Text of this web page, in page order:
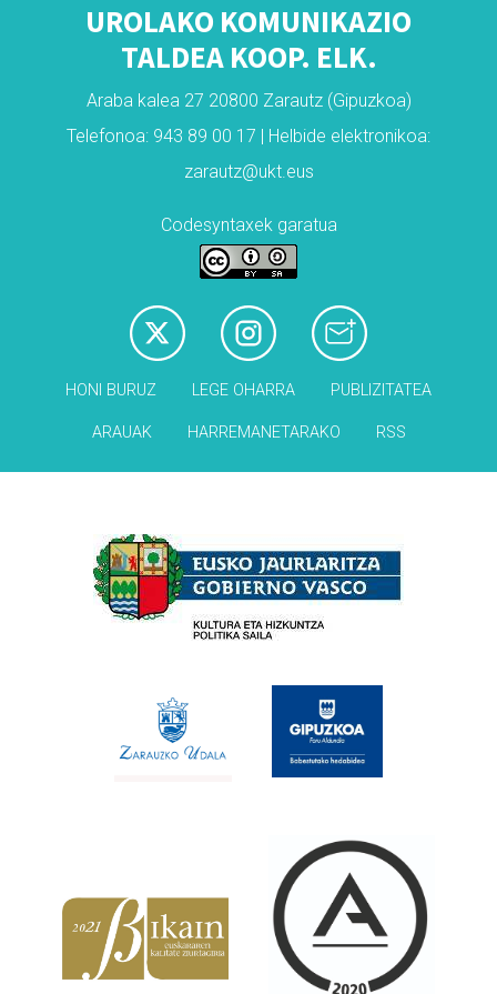
UROLAKO KOMUNIKAZIO
TALDEA KOOP. ELK.
Araba kalea 27 20800 Zarautz (Gipuzkoa)
Telefonoa: 943 89 00 17 | Helbide elektronikoa:
zarautz@ukt.eus
Codesyntaxek garatua
HONI BURUZ LEGE OHARRA PUBLIZITATEA
ARAUAK HARREMANETARAKO RSS